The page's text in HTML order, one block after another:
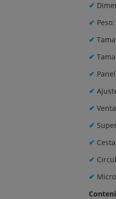
✔
✔ Peso:
✔
✔
✔
✔
✔
✔
✔
✔
✔